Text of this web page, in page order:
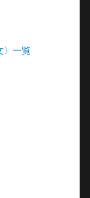
〉一覧